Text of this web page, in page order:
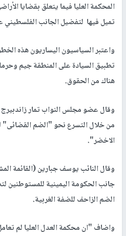
المحكمة العليا فيما يتعلق بقضايا
تميل فيها لتفضيل الجانب
واعتبر السياسيون اليساريون هذه
تطبيق السيادة على المنطقة جيم
هناك من الحقوق.
وقال عضو مجلس النواب تمار
من خلال التسرع نحو "الضم القضائى"
الاخضر".
وقال النائب يوسف جبارين (القائمة
جانب الحكومة اليمينية للمستوطنين
الضم الزاحف للضفة الغربية.
واضاف "ان محكمة العدل العليا لم